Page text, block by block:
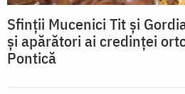
Sfinții Mucenici Tit și
și apărători ai credinței
Pontică